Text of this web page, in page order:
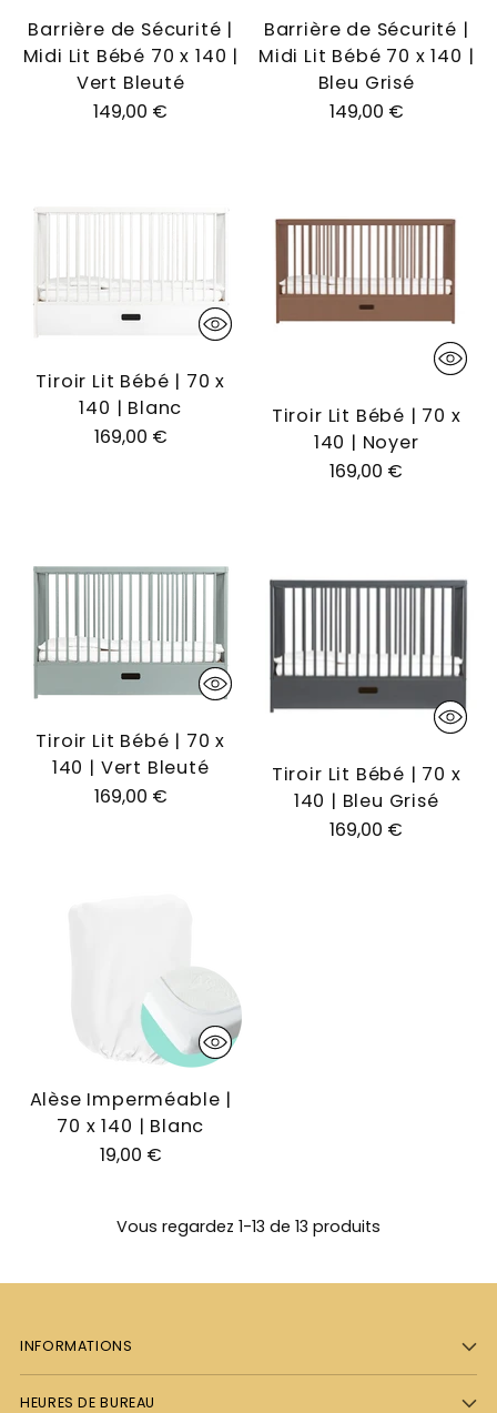
Barrière de Sécurité |
Midi Lit Bébé 70 x 140 |
Vert Bleuté
149,00 €
Barrière de Sécurité |
Midi Lit Bébé 70 x 140 |
Bleu Grisé
149,00 €
Tiroir Lit Bébé | 70 x
140 | Blanc
169,00 €
Tiroir Lit Bébé | 70 x
140 | Noyer
169,00 €
Tiroir Lit Bébé | 70 x
140 | Vert Bleuté
169,00 €
Tiroir Lit Bébé | 70 x
140 | Bleu Grisé
169,00 €
Alèse Imperméable |
70 x 140 | Blanc
19,00 €
Vous regardez 1-13 de 13 produits
INFORMATIONS
HEURES DE BUREAU